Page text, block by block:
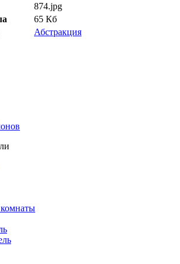
874.jpg
65 Кб
Абстракция